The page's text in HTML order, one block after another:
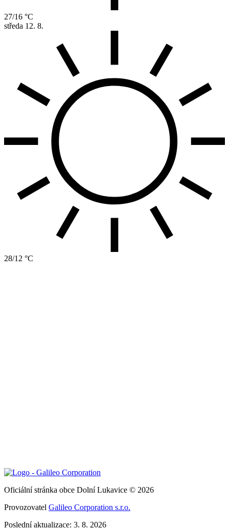
27/16 °C
středa 12. 8.
28/12 °C
Oficiální stránka obce Dolní Lukavice © 2026
Provozovatel Galileo Corporation s.r.o.
Poslední aktualizace: 3. 8. 2026